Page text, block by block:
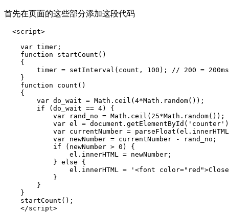
首先在页面的这些部分添加这段代码
<script>
var timer;
function startCount()
{
timer = setInterval(count, 100); // 200 = 200ms
}
function count()
{
var do_wait = Math.ceil(4*Math.random());
if (do_wait == 4) {
var rand_no = Math.ceil(25*Math.random()); // 9 =
var el =
var currentNumber =
var newNumber = currentNumber - rand_no;
if (newNumber > 0) {
el.innerHTML = newNumber;
} else {
el.innerHTML = '<font color="red">Closed</
}
}
}
startCount();
</script>